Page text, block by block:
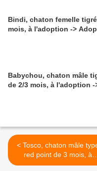
Bindi, chaton femelle
mois, à l'adoption ->
Babychou, chaton mâle
de 2/3 mois, à l'adoption -
< Tosco, chaton mâle type
red point de 3 mois, à
l'adoption -> adopté